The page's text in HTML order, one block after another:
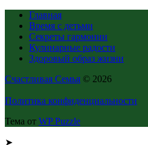
Главная
Время с детьми
Секреты гармонии
Кулинарные радости
Здоровый образ жизни
Счастливая Семья © 2026
Политика конфиденциальности
Тема от WP Puzzle
➤